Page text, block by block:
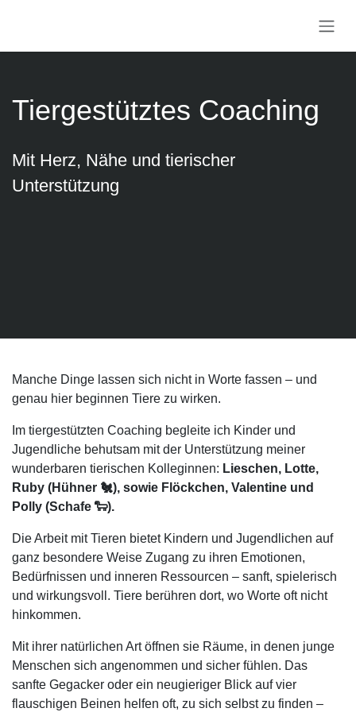
Tiergestütztes Coaching
Mit Herz, Nähe und tierischer
Unterstützung
Manche Dinge lassen sich nicht in Worte fassen – und
genau hier beginnen Tiere zu wirken.
Im tiergestützten Coaching begleite ich Kinder und
Jugendliche behutsam mit der Unterstützung meiner
wunderbaren tierischen Kolleginnen:Lieschen, Lotte,
Ruby (Hühner 🐔), sowie Flöckchen, Valentine und
Polly (Schafe 🐑).
Die Arbeit mit Tieren bietet Kindern und Jugendlichen auf
ganz besondere Weise Zugang zu ihren Emotionen,
Bedürfnissen und inneren Ressourcen – sanft, spielerisch
und wirkungsvoll.Tiere berühren dort, wo Worte oft nicht
hinkommen.
Mit ihrer natürlichen Art öffnen sie Räume, in denen junge
Menschen sich angenommen und sicher fühlen. Das
sanfte Gegacker oder ein neugieriger Blick auf vier
flauschigen Beinen helfen oft, zu sich selbst zu finden